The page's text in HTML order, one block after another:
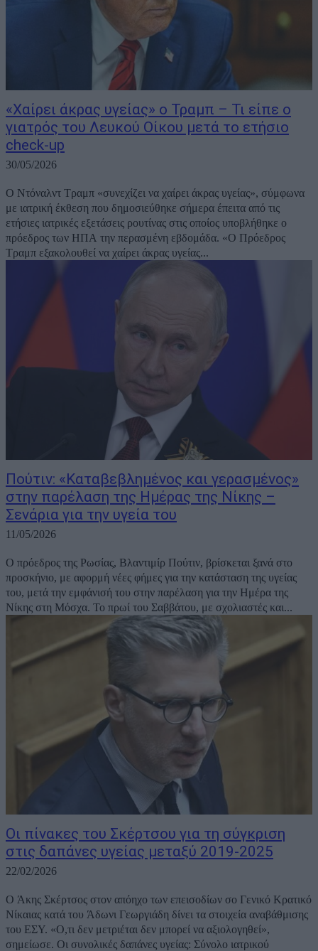
«Χαίρει άκρας υγείας» ο Τραμπ – Τι είπε ο
γιατρός του Λευκού Οίκου μετά το ετήσιο
check-up
30/05/2026
Ο Ντόναλντ Τραμπ «συνεχίζει να χαίρει άκρας υγείας», σύμφωνα
με ιατρική έκθεση που δημοσιεύθηκε σήμερα έπειτα από τις
ετήσιες ιατρικές εξετάσεις ρουτίνας στις οποίος υποβλήθηκε ο
πρόεδρος των ΗΠΑ την περασμένη εβδομάδα. «Ο Πρόεδρος
Τραμπ εξακολουθεί να χαίρει άκρας υγείας...
Πούτιν: «Καταβεβλημένος και γερασμένος»
στην παρέλαση της Ημέρας της Νίκης –
Σενάρια για την υγεία του
11/05/2026
Ο πρόεδρος της Ρωσίας, Βλαντιμίρ Πούτιν, βρίσκεται ξανά στο
προσκήνιο, με αφορμή νέες φήμες για την κατάσταση της υγείας
του, μετά την εμφάνισή του στην παρέλαση για την Ημέρα της
Νίκης στη Μόσχα. Το πρωί του Σαββάτου, με σχολιαστές και...
Οι πίνακες του Σκέρτσου για τη σύγκριση
στις δαπάνες υγείας μεταξύ 2019-2025
22/02/2026
Ο Άκης Σκέρτσος στον απόηχο των επεισοδίων σο Γενικό Κρατικό
Νίκαιας κατά του Άδωνι Γεωργιάδη δίνει τα στοιχεία αναβάθμισης
του ΕΣΥ. «Ο,τι δεν μετριέται δεν μπορεί να αξιολογηθεί»,
σημείωσε. Οι συνολικές δαπάνες υγείας: Σύνολο ιατρικού